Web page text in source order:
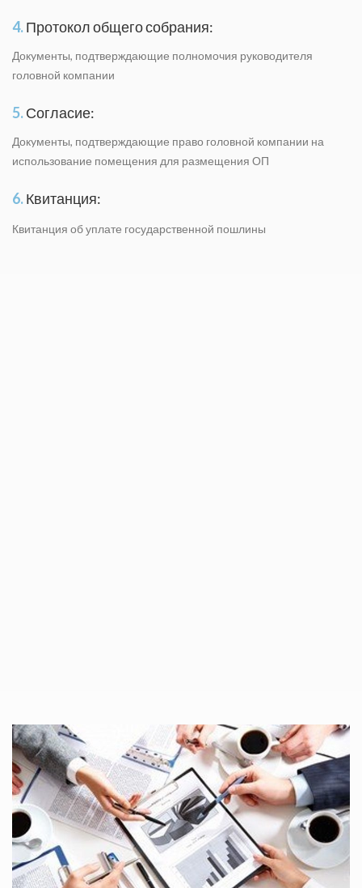
4.Протокол общего собрания:
Докyменты, подтверждающие полномочия руководителя
головной компании
5.Согласие:
Докyменты, подтверждающие право головной компании на
использование помещения для размещения ОП
6.Квитанция:
Квитанция об уплате государственной пошлины